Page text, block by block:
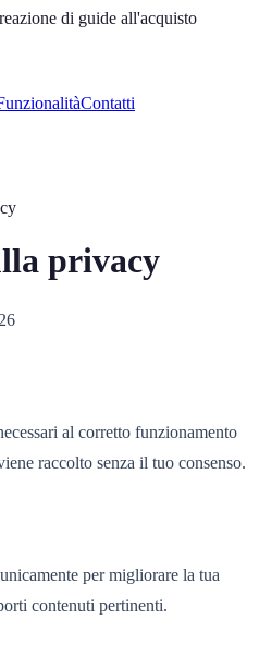
di guide all'acquisto
Contatti
privacy
al corretto funzionamento
raccolto senza il tuo consenso.
per migliorare la tua
contenuti pertinenti.